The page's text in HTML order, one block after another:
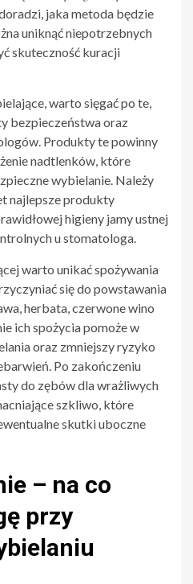
jaka metoda będzie
uniknąć niepotrzebnych
skuteczność kuracji
warto sięgać po te,
bezpieczeństwa oraz
Produkty te powinny
nadtlenków, które
wybielanie. Należy
najlepsze produkty
higieny jamy ustnej
u stomatologa.
warto unikać spożywania
się do powstawania
herbata, czerwone wino
ich spożycia pomoże w
oraz zmniejszy ryzyko
Po zakończeniu
do zębów dla wrażliwych
szkliwo, które
skutki uboczne
– na co
przy